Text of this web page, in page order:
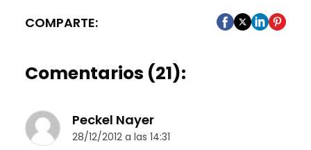
COMPARTE:
Comentarios (21):
Peckel Nayer
28/12/2012 a las 14:31